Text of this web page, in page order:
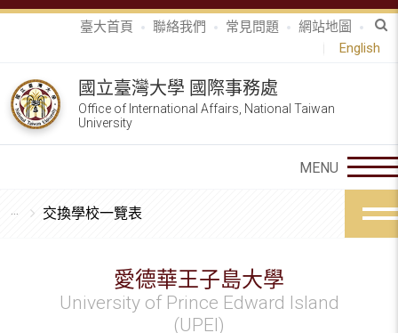
臺大首頁 聯絡我們 常見問題
網站地圖
English
國立臺灣大學 國際事務處
Office of International Affairs, National Taiwan
University
交換學校一覽表
愛德華王子島大學
University of Prince Edward Island
(UPEI)